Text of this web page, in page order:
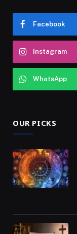
Facebook
Instagram
WhatsApp
OUR PICKS